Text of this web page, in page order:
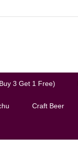
3 Get 1 Free)
Craft Beer